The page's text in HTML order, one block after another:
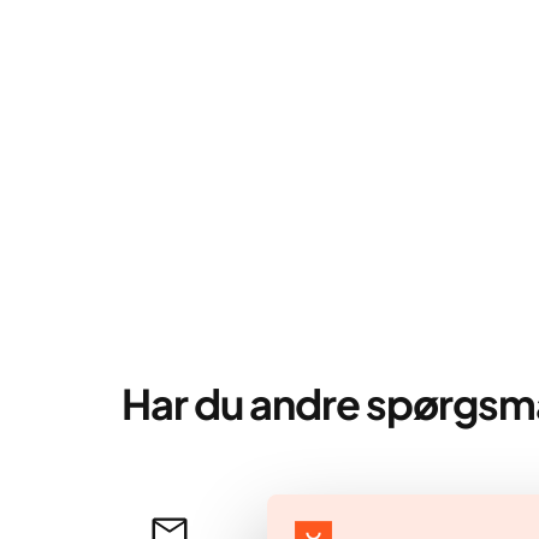
Har du andre